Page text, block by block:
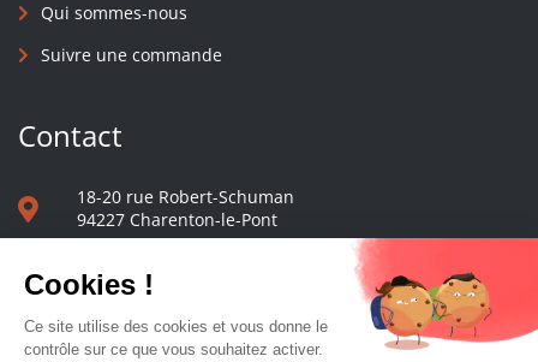
Qui sommes-nous
Suivre une commande
Contact
18-20 rue Robert-Schuman
94227 Charenton-le-Pont